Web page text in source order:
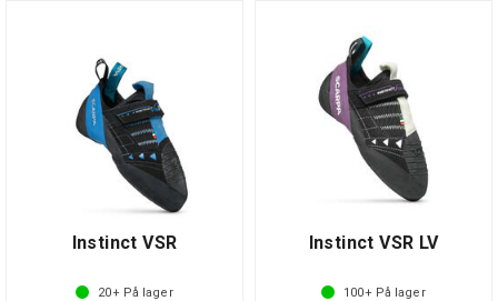
Instinct VSR
20+På lager
Instinct VSR LV
100+På lager